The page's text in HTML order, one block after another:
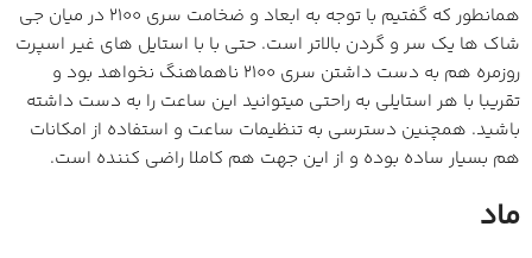
همانطور که گفتیم با توجه به ابعاد و ضخامت سری 2100 در میان جی
شاک ها یک سر و گردن بالاتر است. حتی با با استایل های غیر اسپرت
روزمره هم به دست داشتن سری 2100 ناهماهنگ نخواهد بود و
تقریبا با هر استایلی به راحتی میتوانید این ساعت را به دست داشته
باشید. همچنین دسترسی به تنظیمات ساعت و استفاده از امکانات
هم بسیار ساده بوده و از این جهت هم کاملا راضی کننده است.
ماد